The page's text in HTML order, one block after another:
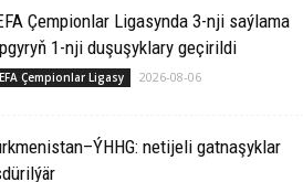
Çempionlar Ligasynda 3-nji saýlama
1-nji duşuşyklary geçirildi
Çempionlar Ligasy 2026-08-06
netijeli gatnaşyklar